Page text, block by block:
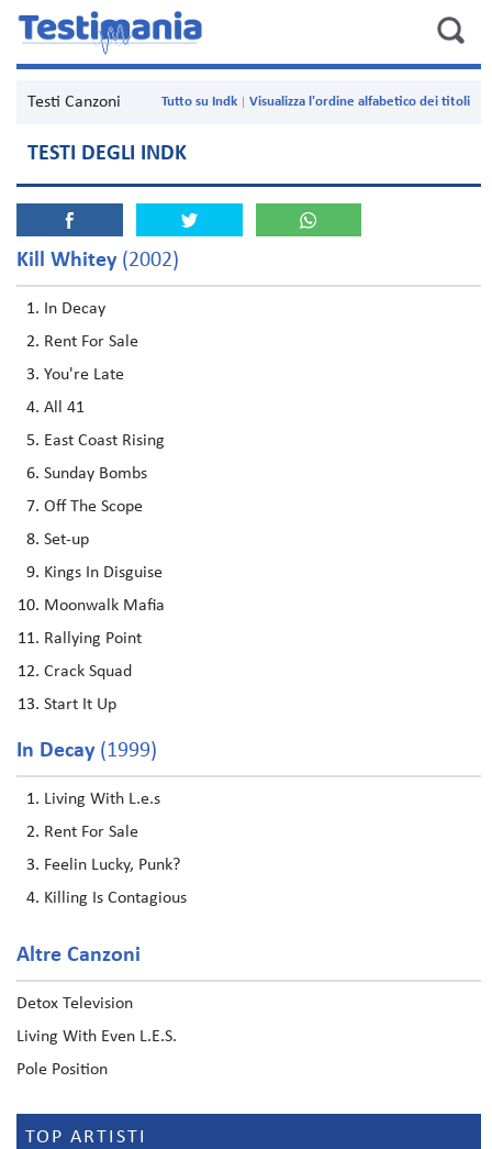
Testi Canzoni Visualizza l'ordine alfabetico dei titoli
Tutto su Indk
TESTI DEGLI INDK
Kill Whitey(2002)
In Decay
Rent For Sale
You're Late
All 41
East Coast Rising
Sunday Bombs
Off The Scope
Set-up
Kings In Disguise
Moonwalk Mafia
Rallying Point
Crack Squad
Start It Up
In Decay(1999)
Living With L.e.s
Rent For Sale
Feelin Lucky, Punk?
Killing Is Contagious
Altre Canzoni
Detox Television
Living With Even L.E.S.
Pole Position
TOP ARTISTI